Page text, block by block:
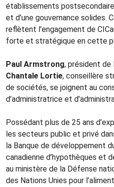
établissements
et d’une gouvernance solides.
reflètent l’engagement de
forte et stratégique en cette
Paul Armstrong, président de
Chantale Lortie, conseillère
de sociétés, se joignent au
d’administratrice et
Possédant plus de 25 ans
les secteurs public et privé
la Banque de développement
canadienne d’hypothèques et
au ministère de la Défense
des Nations Unies pour